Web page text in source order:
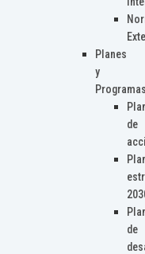
Planes
y
Programas
de
de